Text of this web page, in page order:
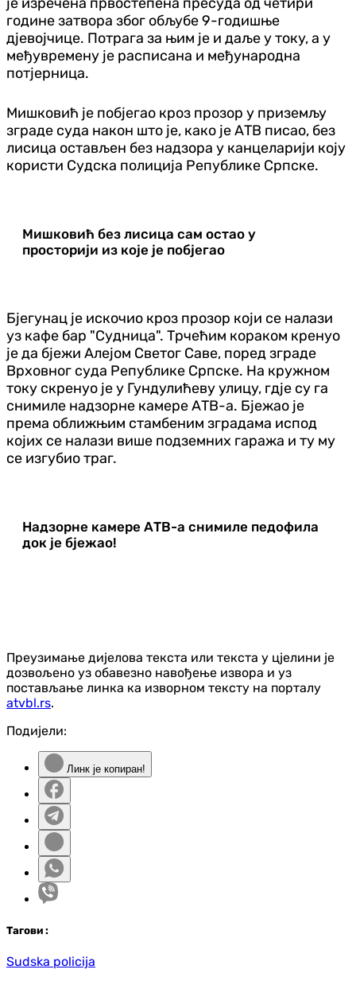
године затвора због обљубе 9-годишње
дјевојчице. Потрага за њим је и даље у току, а у
међувремену је расписана и међународна
потјерница.
Мишковић је побјегао кроз прозор у приземљу
зграде суда након што је, како је АТВ писао, без
лисица остављен без надзора у канцеларији коју
користи Судска полиција Републике Српске.
Мишковић без лисица сам остао у
просторији из које је побјегао
Бјегунац је искочио кроз прозор који се налази
уз кафе бар "Судница". Трчећим кораком кренуо
је да бјежи Алејом Светог Саве, поред зграде
Врховног суда Републике Српске. На кружном
току скренуо је у Гундулићеву улицу, гдје су га
снимиле надзорне камере АТВ-а. Бјежао је
према оближњим стамбеним зградама испод
којих се налази више подземних гаража и ту му
се изгубио траг.
Надзорне камере АТВ-а снимиле педофила
док је бјежао!
Преузимање дијелова текста или текста у цјелини је
дозвољено уз обавезно навођење извора и уз
постављање линка ка изворном тексту на порталу
atvbl.rs.
Подијели:
Линк је копиран!
Тагови :
Sudska policija